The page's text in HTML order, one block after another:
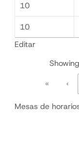
Editar
10
10
«
‹
Mesas de